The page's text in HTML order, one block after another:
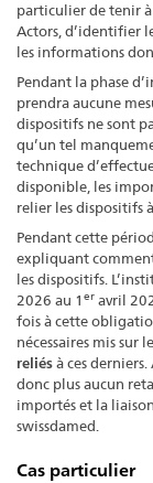
particulier de tenir
Actors, d’identifier
les informations
Pendant la phase
prendra aucune
dispositifs ne sont
qu’un tel
technique
disponible, les
relier les dispositifs
Pendant cette
expliquant
les dispositifs.
2026 au 1 er avril
fois à cette
nécessaires mis sur
reliésà ces
donc plus aucun
importés et la
swissdamed.
Cas particulier